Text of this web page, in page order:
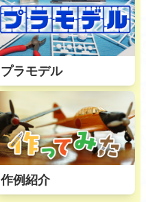
プラモデル
作例紹介